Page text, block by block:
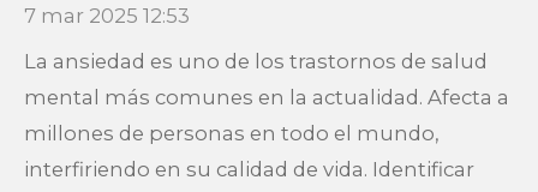
7 mar 2025 12:53
La ansiedad es uno de los trastornos de salud
mental más comunes en la actualidad. Afecta a
millones de personas en todo el mundo,
interfiriendo en su calidad de vida. Identificar